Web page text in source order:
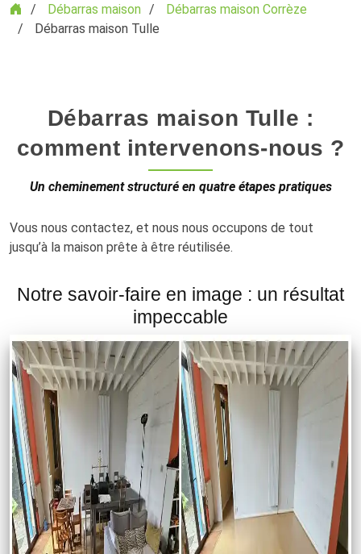
AccueilDébarras maison
Débarras maison Corrèze
Débarras maison Tulle
Débarras maison Tulle :
comment intervenons-nous ?
Un cheminement structuré en quatre étapes pratiques
Vous nous contactez, et nous nous occupons de tout
jusqu’à la maison prête à être réutilisée.
Notre savoir-faire en image : un résultat
impeccable